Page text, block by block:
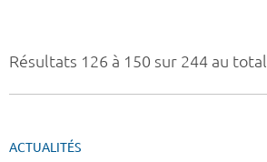
Résultats 126 à 150 sur 244 au total
ACTUALITÉS